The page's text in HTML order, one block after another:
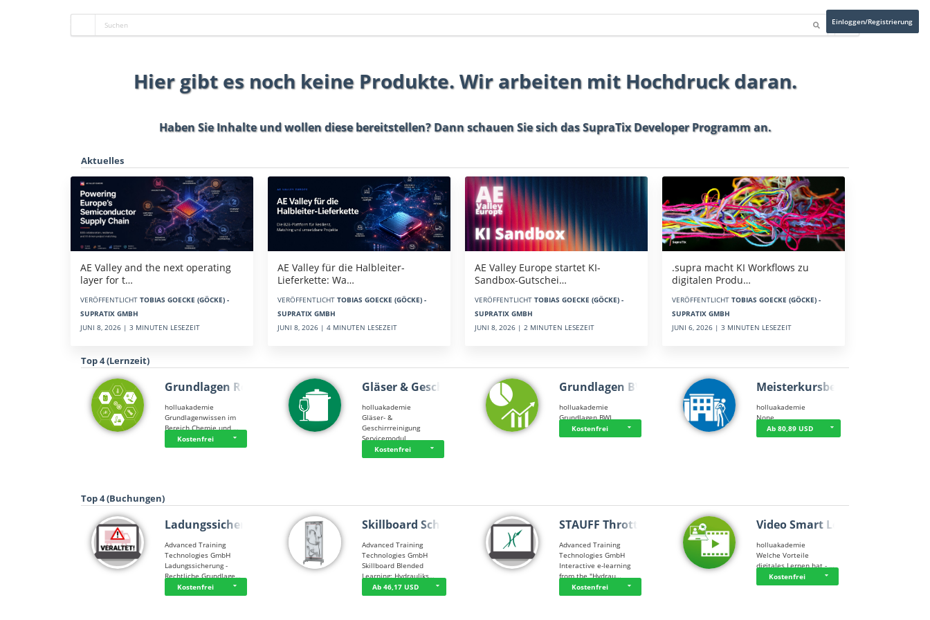
Einloggen/Registrierung
Hier gibt es noch keine Produkte. Wir arbeiten mit Hochdruck daran.
Haben Sie Inhalte und wollen diese bereitstellen? Dann schauen Sie sich dasSupraTix Developer Programman.
Aktuelles
AE Valley and the next operating
layer for t…
VERÖFFENTLICHT TOBIAS GOECKE (GÖCKE) -
SUPRATIX GMBH
JUNI 8, 2026 | 3 MINUTEN LESEZEIT
AE Valley für die Halbleiter-
Lieferkette: Wa…
VERÖFFENTLICHT TOBIAS GOECKE (GÖCKE) -
SUPRATIX GMBH
JUNI 8, 2026 | 4 MINUTEN LESEZEIT
AE Valley Europe startet KI-
Sandbox-Gutschei…
VERÖFFENTLICHT TOBIAS GOECKE (GÖCKE) -
SUPRATIX GMBH
JUNI 8, 2026 | 2 MINUTEN LESEZEIT
.supra macht KI Workflows zu
digitalen Produ…
VERÖFFENTLICHT TOBIAS GOECKE (GÖCKE) -
SUPRATIX GMBH
JUNI 6, 2026 | 3 MINUTEN LESEZEIT
Top 4 (Lernzeit)
Grundlagen Rein…
holluakademie
Grundlagenwissen im
Bereich Chemie und …
Kostenfrei
Gläser & Geschi…
holluakademie
Gläser- &
Geschirrreinigung
Servicemodul
Kostenfrei
Grundlagen BWL
holluakademie
Grundlagen BWL
Kostenfrei
Meisterkursbegl…
holluakademie
None
Ab 80,89 USD
Top 4 (Buchungen)
Ladungssicherung
Advanced Training
Technologies GmbH
Ladungssicherung -
Rechtliche Grundlage…
Kostenfrei
Skillboard Schl…
Advanced Training
Technologies GmbH
Skillboard Blended
Learning: Hydrauliks…
Ab 46,17 USD
STAUFF Throttle…
Advanced Training
Technologies GmbH
Interactive e-learning
from the "Hydrau…
Kostenfrei
Video Smart Lea…
holluakademie
Welche Vorteile
digitales Lernen hat - …
Kostenfrei